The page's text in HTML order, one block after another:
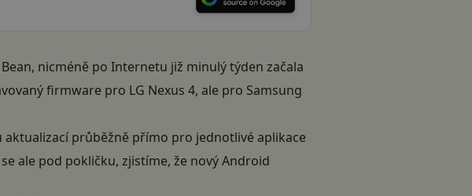
nicméně po Internetu již minulý týden začala
firmware pro LG Nexus 4, ale pro Samsung
průběžně přímo pro jednotlivé aplikace
ale pod pokličku, zjistíme, že nový Android